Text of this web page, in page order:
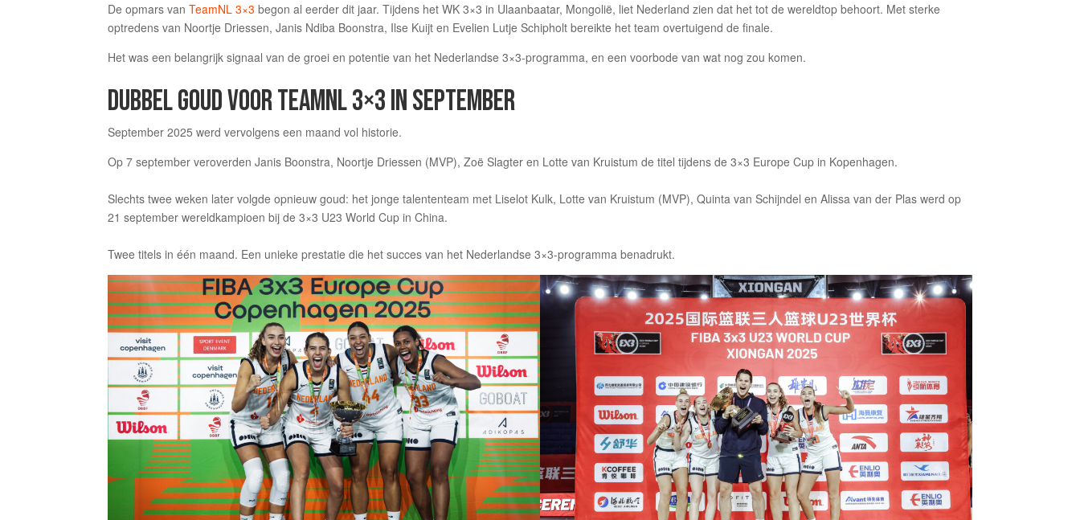
De opmars vanTeamNL 3×3 begon al eerder dit jaar. Tijdens het WK 3×3 in Ulaanbaatar, Mongolië, liet Nederland zien dat het tot de wereldtop behoort. Met sterke
optredens van Noortje Driessen, Janis Ndiba Boonstra, Ilse Kuijt en Evelien Lutje Schipholt bereikte het team overtuigend de finale.
Het was een belangrijk signaal van de groei en potentie van het Nederlandse 3×3-programma, en een voorbode van wat nog zou komen.
DUBBEL GOUD VOOR TEAMNL 3×3 IN SEPTEMBER
September 2025 werd vervolgens een maand vol historie.
Op 7 september veroverden Janis Boonstra, Noortje Driessen (MVP), Zoë Slagter en Lotte van Kruistum de titel tijdens de 3×3 Europe Cup in Kopenhagen.
Slechts twee weken later volgde opnieuw goud: het jonge talententeam met Liselot Kulk, Lotte van Kruistum (MVP), Quinta van Schijndel en Alissa van der Plas werd op
21 september wereldkampioen bij de 3×3 U23 World Cup in China.
Twee titels in één maand. Een unieke prestatie die het succes van het Nederlandse 3×3-programma benadrukt.